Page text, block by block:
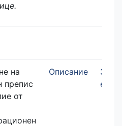
на
препис
от
Описание